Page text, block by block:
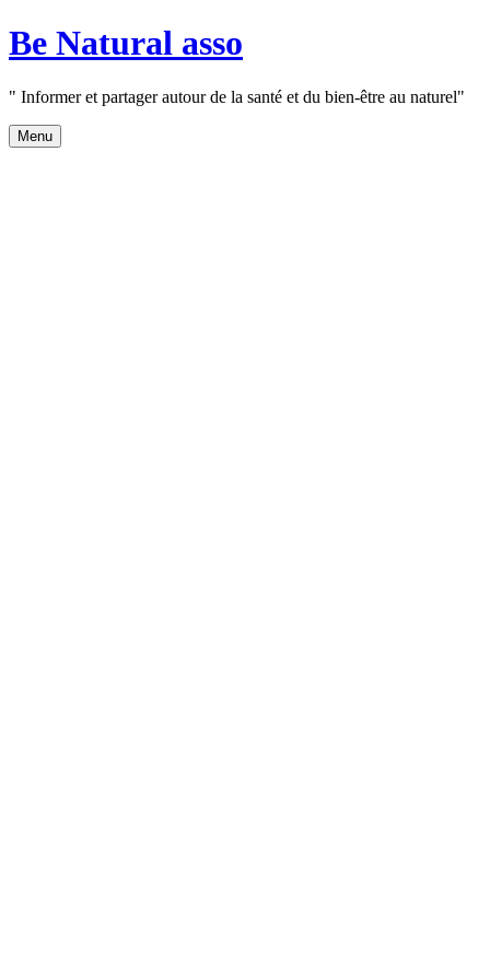
Aller
au
Be Natural asso
" Informer et partager autour de la santé et du bien-être au naturel"
Menu